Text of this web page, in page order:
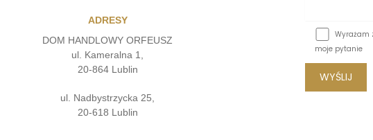
ADRESY
DOM HANDLOWY ORFEUSZ
ul. Kameralna 1,
20-864 Lublin
ul. Nadbystrzycka 25,
20-618 Lublin
Wyrażam
moje pytanie